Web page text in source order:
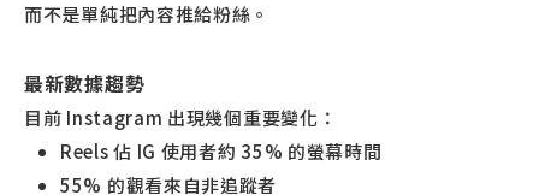
而不是單純把內容推給粉絲。
最新數據趨勢
目前 Instagram 出現幾個重要變化：
Reels 佔 IG 使用者約 35% 的螢幕時間
55% 的觀看來自非追蹤者